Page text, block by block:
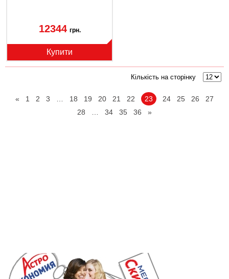
12344 грн.
Купити
Кількість на сторінку
« 1 2 3 18 19 20 21 22 23 24 25 26
27
28
34 35 36 »